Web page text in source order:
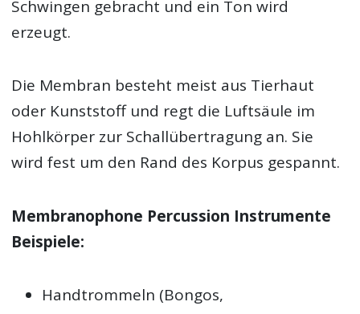
Schwingen gebracht und ein Ton wird
erzeugt.
Die Membran besteht meist aus Tierhaut
oder Kunststoff und regt die Luftsäule im
Hohlkörper zur Schallübertragung an. Sie
wird fest um den Rand des Korpus gespannt.
Membranophone Percussion Instrumente
Beispiele:
Handtrommeln (Bongos,